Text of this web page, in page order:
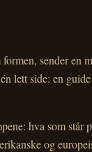
sender en
lett side: en
hva som står
og